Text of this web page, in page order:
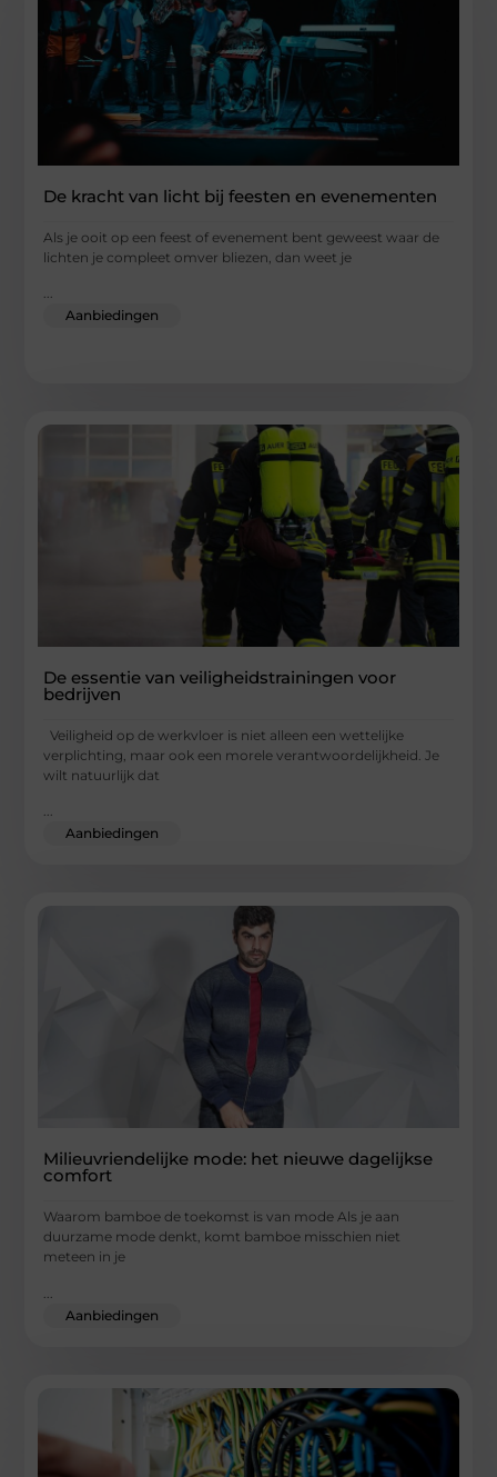
De kracht van licht bij feesten en evenementen
Als je ooit op een feest of evenement bent geweest waar de
lichten je compleet omver bliezen, dan weet je
...
Aanbiedingen
De essentie van veiligheidstrainingen voor
bedrijven
Veiligheid op de werkvloer is niet alleen een wettelijke
verplichting, maar ook een morele verantwoordelijkheid. Je
wilt natuurlijk dat
...
Aanbiedingen
Milieuvriendelijke mode: het nieuwe dagelijkse
comfort
Waarom bamboe de toekomst is van mode Als je aan
duurzame mode denkt, komt bamboe misschien niet
meteen in je
Aanbiedingen